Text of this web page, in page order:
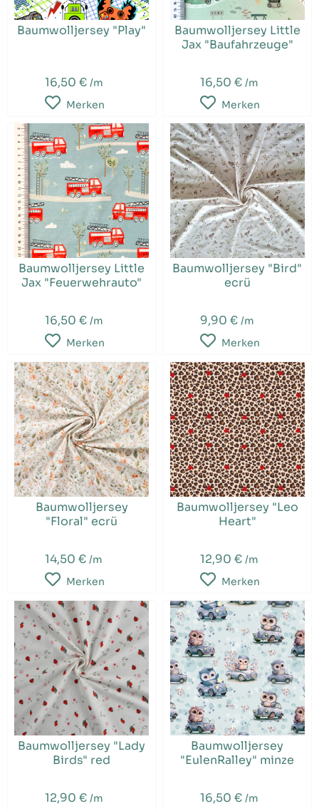
Baumwolljersey "Play"
16,50 € /m
Merken
Baumwolljersey Little
Jax "Baufahrzeuge"
16,50 €/m
Merken
Baumwolljersey Little
Jax "Feuerwehrauto"
16,50 € /m
Merken
Baumwolljersey "Bird"
ecrü
9,90 €/m
Merken
Baumwolljersey
"Floral" ecrü
14,50 € /m
Merken
Baumwolljersey "Leo
Heart"
12,90 €/m
Merken
Baumwolljersey "Lady
Birds" red
12,90 € /m
Baumwolljersey
"EulenRalley" minze
16,50 €/m